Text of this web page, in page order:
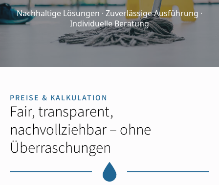
Nachhaltige Lösungen · Zuverlässige Ausführung ·
Individuelle Beratung
PREISE & KALKULATION
Fair, transparent,
nachvollziehbar – ohne
Überraschungen